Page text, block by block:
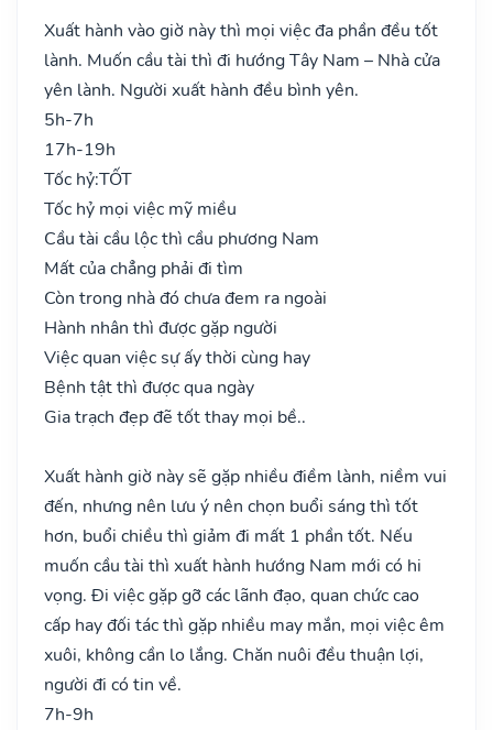
Xuất hành vào giờ này thì mọi việc đa phần đều tốt
lành. Muốn cầu tài thì đi hướng Tây Nam – Nhà cửa
yên lành. Người xuất hành đều bình yên.
5h-7h
17h-19h
Tốc hỷ:TỐT
Tốc hỷ mọi việc mỹ miều
Cầu tài cầu lộc thì cầu phương Nam
Mất của chẳng phải đi tìm
Còn trong nhà đó chưa đem ra ngoài
Hành nhân thì được gặp người
Việc quan việc sự ấy thời cùng hay
Bệnh tật thì được qua ngày
Gia trạch đẹp đẽ tốt thay mọi bề..
Xuất hành giờ này sẽ gặp nhiều điềm lành, niềm vui
đến, nhưng nên lưu ý nên chọn buổi sáng thì tốt
hơn, buổi chiều thì giảm đi mất 1 phần tốt. Nếu
muốn cầu tài thì xuất hành hướng Nam mới có hi
vọng. Đi việc gặp gỡ các lãnh đạo, quan chức cao
cấp hay đối tác thì gặp nhiều may mắn, mọi việc êm
xuôi, không cần lo lắng. Chăn nuôi đều thuận lợi,
người đi có tin về.
7h-9h